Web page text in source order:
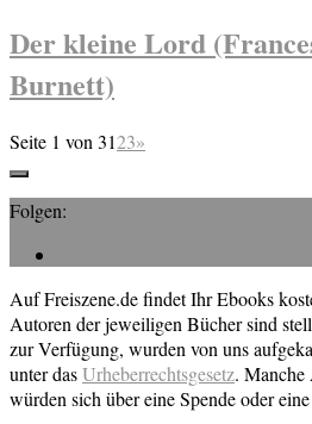
Der kleine Lord
Burnett)
Seite 1 von 3123»
Folgen:
Auf Freiszene.de findet Ihr Ebooks
Autoren der jeweiligen Bücher sind
zur Verfügung, wurden von uns
unter dasUrheberrechtsgesetz. Manche
würden sich über eine Spende oder